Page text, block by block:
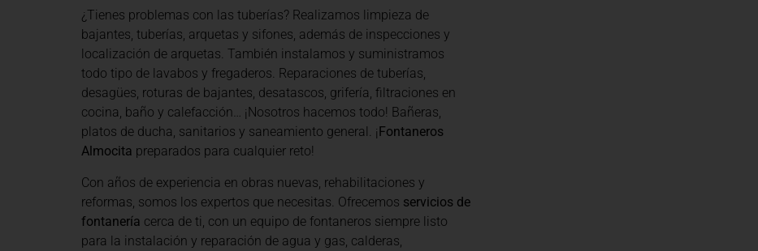
¿Tienes problemas con las tuberías? Realizamos limpieza de
bajantes, tuberías, arquetas y sifones, además de inspecciones y
localización de arquetas. También instalamos y suministramos
todo tipo de lavabos y fregaderos. Reparaciones de tuberías,
desagües, roturas de bajantes, desatascos, grifería, filtraciones en
cocina, baño y calefacción… ¡Nosotros hacemos todo! Bañeras,
platos de ducha, sanitarios y saneamiento general. ¡ Fontaneros
Almocita preparados para cualquier reto!
Con años de experiencia en obras nuevas, rehabilitaciones y
reformas, somos los expertos que necesitas. Ofrecemos servicios de
fontanería cerca de ti, con un equipo de fontaneros siempre listo
para la instalación y reparación de agua y gas, calderas,